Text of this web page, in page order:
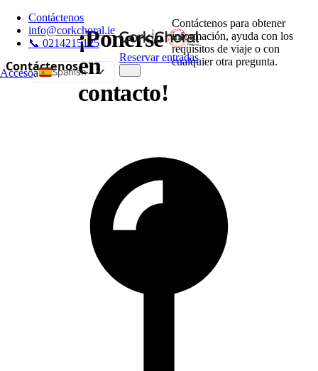
Contáctenos
info@corkchoral.ie
📞 0214215125
Accesoa
Spanish
English
Hungarian
Reservar entradas
Contáctenos
¡Ponerse
en
contacto!
Contáctenos para obtener
información, ayuda con los
requisitos de viaje o con
cualquier otra pregunta.